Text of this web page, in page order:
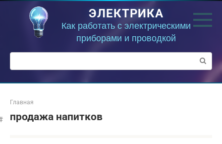
ЭЛЕКТРИКА
Как работать с электрическими
приборами и проводкой
Поиск:
Главная
продажа напитков